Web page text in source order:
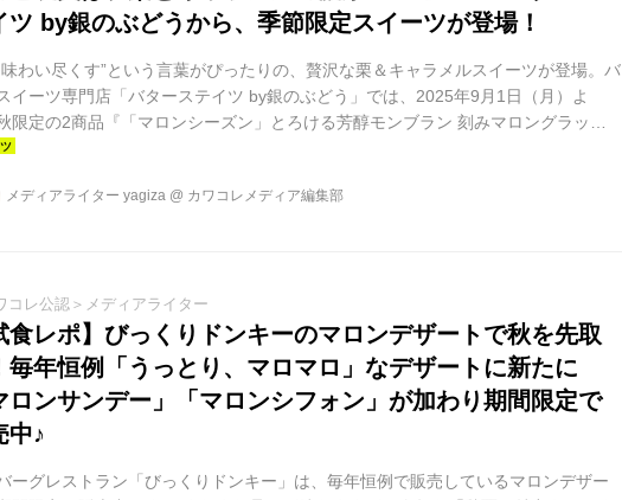
ツ by銀のぶどうから、季節限定スイーツが登場！
味わい尽くす”という言葉がぴったりの、贅沢な栗＆キャラメルスイーツが登場。バ
イーツ専門店「バターステイツ by銀のぶどう」では、2025年9月1日（月）よ
限定の2商品『「マロンシーズン」とろける芳醇モンブラン 刻みマロングラッセ
と『バターステイツ キャラメルくるみサンド』を期間限定で販売中です。
メディアライター yagiza @ カワコレメディア編集部
コレ公認＞メディアライター
食レポ】びっくりドンキーのマロンデザートで秋を先取
毎年恒例「うっとり、マロマロ」なデザートに新たに
ロンサンデー」「マロンシフォン」が加わり期間限定で
中♪
ーグレストラン「びっくりドンキー」は、毎年恒例で販売しているマロンデザー